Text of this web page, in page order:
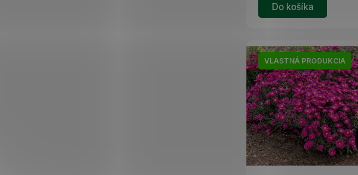
Do košíka
VLASTNÁ PRODUKCIA